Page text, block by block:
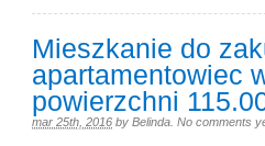
Mieszkanie do
apartamentowiec
powierzchni
mar 25th, 2016 by Belinda No comments